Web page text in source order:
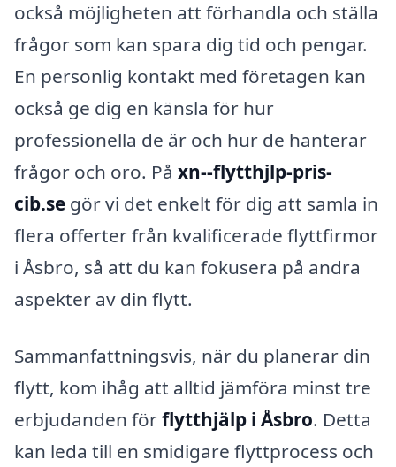
också möjligheten att förhandla och ställa
frågor som kan spara dig tid och pengar.
En personlig kontakt med företagen kan
också ge dig en känsla för hur
professionella de är och hur de hanterar
frågor och oro. På xn--flytthjlp-pris-
cib.se gör vi det enkelt för dig att samla in
flera offerter från kvalificerade flyttfirmor
i Åsbro, så att du kan fokusera på andra
aspekter av din flytt.
Sammanfattningsvis, när du planerar din
flytt, kom ihåg att alltid jämföra minst tre
erbjudanden förflytthjälp i Åsbro. Detta
kan leda till en smidigare flyttprocess och